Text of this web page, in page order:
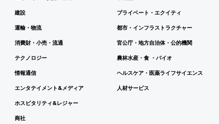
建設
運輸・物流
消費財・小売・流通
テクノロジー
情報通信
エンタテイメント&メディア
ホスピタリティ&レジャー
商社
プライベート・エクイティ
都市・インフラストラクチャー
官公庁・地方自治体・公的機関
農林水産・食 ・バイオ
ヘルスケア・医薬ライフサイエンス
人材サービス